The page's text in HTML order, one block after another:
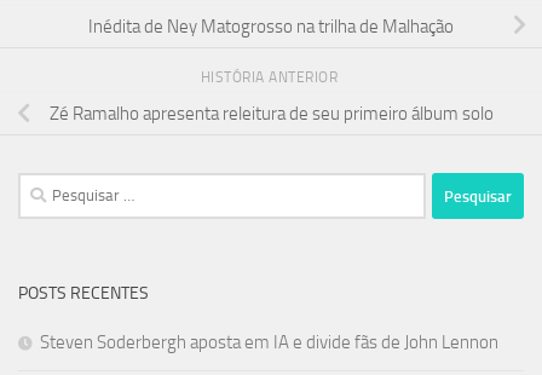
Inédita de Ney Matogrosso na trilha de Malhação
HISTÓRIA ANTERIOR
Zé Ramalho apresenta releitura de seu primeiro álbum solo
Pesquisar
por:
POSTS RECENTES
Steven Soderbergh aposta em IA e divide fãs de John Lennon